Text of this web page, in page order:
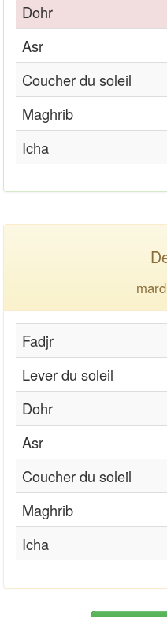
Dohr
Asr
Coucher du soleil
Maghrib
Icha
Fadjr
Lever du soleil
Dohr
Asr
Coucher du soleil
Maghrib
Icha